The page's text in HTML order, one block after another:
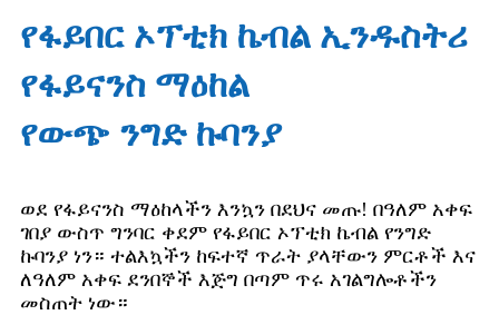
የፋይበር ኦፕቲክ ኬብል ኢንዱስትሪ
የፋይናንስ ማዕከል
የውጭ ንግድ ኩባንያ
ወደ የፋይናንስ ማዕከላችን እንኳን በደህና መጡ! በዓለም አቀፍ
ገበያ ውስጥ ግንባር ቀደም የፋይበር ኦፕቲክ ኬብል የንግድ
ኩባንያ ነን። ተልእኳችን ከፍተኛ ጥራት ያላቸውን ምርቶች እና
ለዓለም አቀፍ ደንበኞች እጅግ በጣም ጥሩ አገልግሎቶችን
መስጠት ነው።